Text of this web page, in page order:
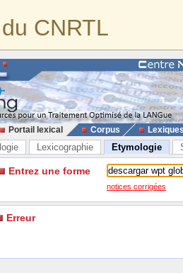
CNRTL
Portail lexical Corpus
Lexicographie Etymologie
Entrez une forme
notices corrigées
Erreur